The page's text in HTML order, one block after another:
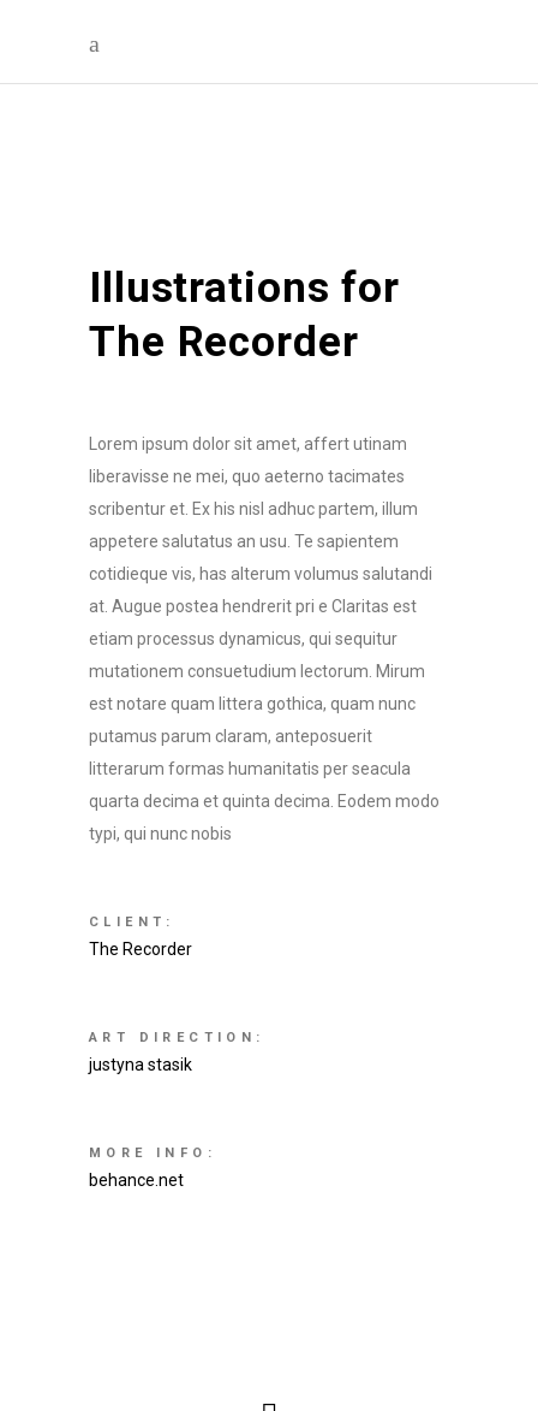
Illustrations for
The Recorder
Lorem ipsum dolor sit amet, affert utinam
liberavisse ne mei, quo aeterno tacimates
scribentur et. Ex his nisl adhuc partem, illum
appetere salutatus an usu. Te sapientem
cotidieque vis, has alterum volumus salutandi
at. Augue postea hendrerit pri e Claritas est
etiam processus dynamicus, qui sequitur
mutationem consuetudium lectorum. Mirum
est notare quam littera gothica, quam nunc
putamus parum claram, anteposuerit
litterarum formas humanitatis per seacula
quarta decima et quinta decima. Eodem modo
typi, qui nunc nobis
CLIENT:
The Recorder
ART DIRECTION:
justyna stasik
MORE INFO:
behance.net